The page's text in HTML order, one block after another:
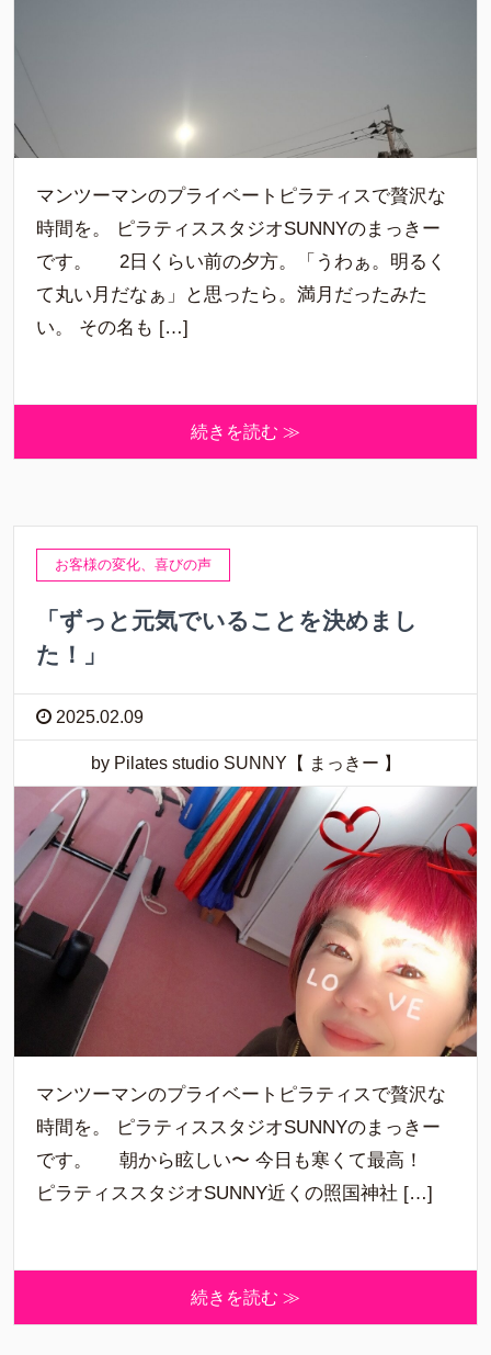
マンツーマンのプライベートピラティスで贅沢な
時間を。 ピラティススタジオSUNNYのまっきー
です。 2日くらい前の夕方。「うわぁ。明るく
て丸い月だなぁ」と思ったら。満月だったみた
い。 その名も […]
続きを読む ≫
お客様の変化、喜びの声
「ずっと元気でいることを決めまし
た！」
2025.02.09
by Pilates studio SUNNY【 まっきー 】
マンツーマンのプライベートピラティスで贅沢な
時間を。 ピラティススタジオSUNNYのまっきー
です。 朝から眩しい〜 今日も寒くて最高！
ピラティススタジオSUNNY近くの照国神社 […]
続きを読む ≫